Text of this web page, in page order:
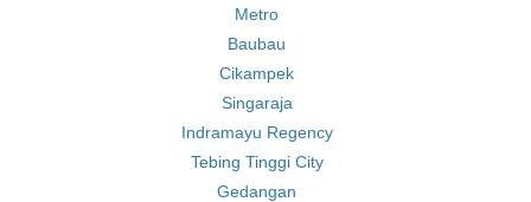
Metro
Baubau
Cikampek
Singaraja
Indramayu Regency
Tebing Tinggi City
Gedangan